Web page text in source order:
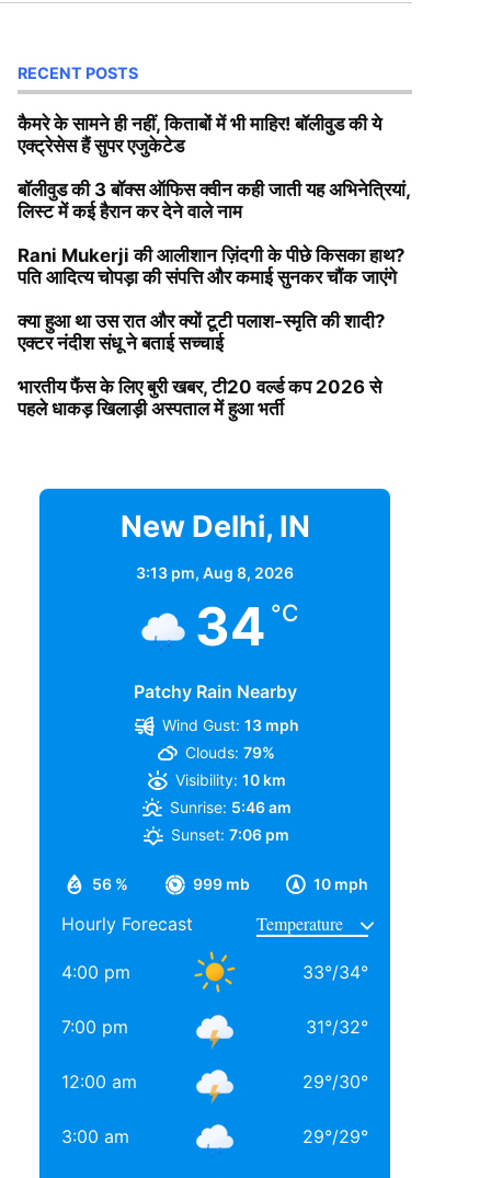
RECENT POSTS
कैमरे के सामने ही नहीं, किताबों में भी माहिर! बॉलीवुड की ये
एक्ट्रेसेस हैं सुपर एजुकेटेड
बॉलीवुड की 3 बॉक्स ऑफिस क्वीन कही जाती यह अभिनेत्रियां,
लिस्ट में कई हैरान कर देने वाले नाम
Rani Mukerji की आलीशान ज़िंदगी के पीछे किसका हाथ?
पति आदित्य चोपड़ा की संपत्ति और कमाई सुनकर चौंक जाएंगे
क्या हुआ था उस रात और क्यों टूटी पलाश-स्मृति की शादी?
एक्टर नंदीश संधू ने बताई सच्चाई
भारतीय फैंस के लिए बुरी खबर, टी20 वर्ल्ड कप 2026 से
पहले धाकड़ खिलाड़ी अस्पताल में हुआ भर्ती
New Delhi, IN
3:13 pm, Aug 8, 2026
34 °C
Patchy Rain Nearby
56 % 999 mb 10 mph
Wind Gust: 13 mph
Clouds: 79%
Visibility: 10 km
Sunrise: 5:46 am
Sunset: 7:06 pm
Hourly Forecast
4:00 pm 33°/34°
7:00 pm 31°/32°
12:00 am 29°/30°
3:00 am 29°/29°